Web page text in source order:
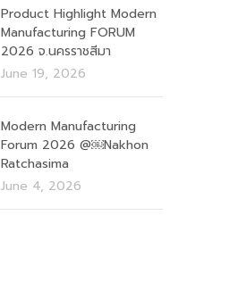
Product Highlight Modern
Manufacturing FORUM
2026 จ.นครราชสีมา
June 19, 2026
Modern Manufacturing
Forum 2026 @￼Nakhon
Ratchasima
June 4, 2026